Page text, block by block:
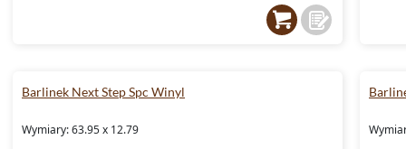
Barlinek Next Step Spc Winyl
Wymiary: 63.95 x 12.79